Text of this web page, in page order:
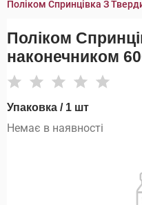
Поліком Спринцівка З
Поліком
наконечником
Упаковка / 1 шт
Немає в наявності